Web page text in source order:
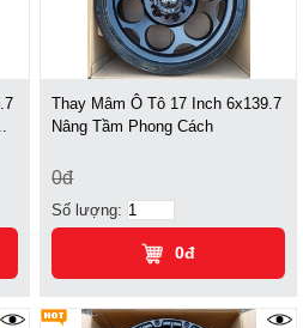
Thay Mâm Ô Tô 17 Inch 6x139.7
Nâng Tầm Phong Cách
0đ
Số lượng:
0đ